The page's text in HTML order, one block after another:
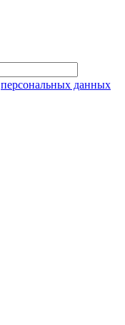
персональных данных